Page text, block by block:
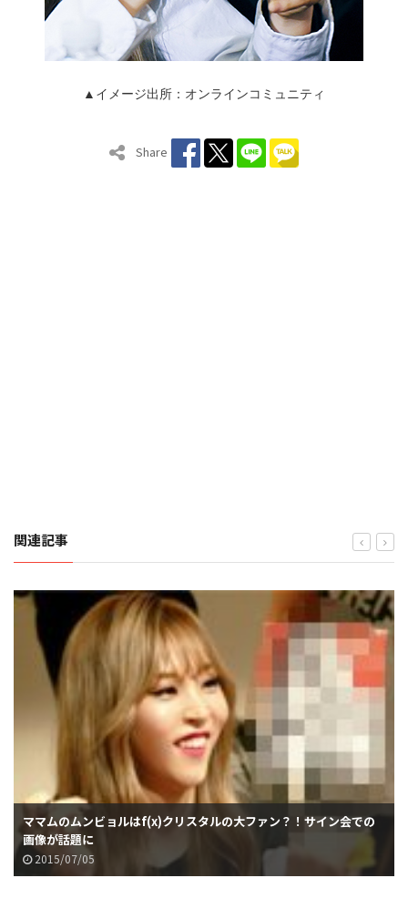
▲イメージ出所：オンラインコミュニティ
Share
関連記事
ママムのムンビョルはf(x)クリスタルの大ファン？！サイン会での
画像が話題に
2015/07/05